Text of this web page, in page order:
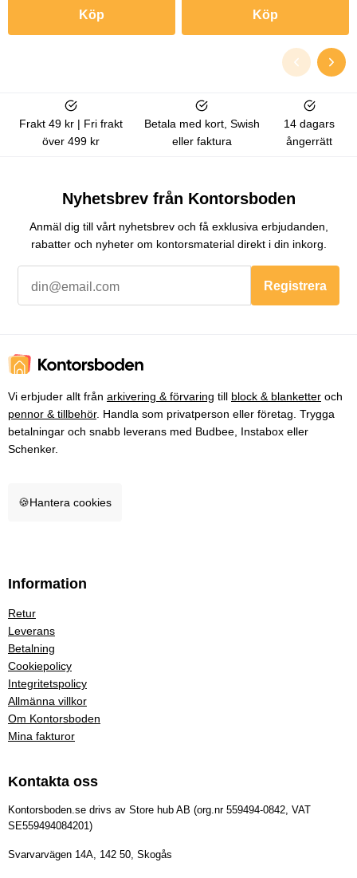
Köp Köp
Frakt 49 kr | Fri frakt
över 499 kr
Betala med kort, Swish
eller faktura
14 dagars
ångerrätt
Nyhetsbrev från Kontorsboden
Anmäl dig till vårt nyhetsbrev och få exklusiva erbjudanden,
rabatter och nyheter om kontorsmaterial direkt i din inkorg.
Registrera
Vi erbjuder allt från arkivering & förvaring till block & blanketter och
pennor & tillbehör. Handla som privatperson eller företag. Trygga
betalningar och snabb leverans med Budbee, Instabox eller
Schenker.
🍪Hantera cookies
Information
Retur
Leverans
Betalning
Cookiepolicy
Integritetspolicy
Allmänna villkor
Om Kontorsboden
Mina fakturor
Kontakta oss
Kontorsboden.se drivs av Store hub AB (org.nr 559494-0842, VAT
SE559494084201)
Svarvarvägen 14A, 142 50, Skogås